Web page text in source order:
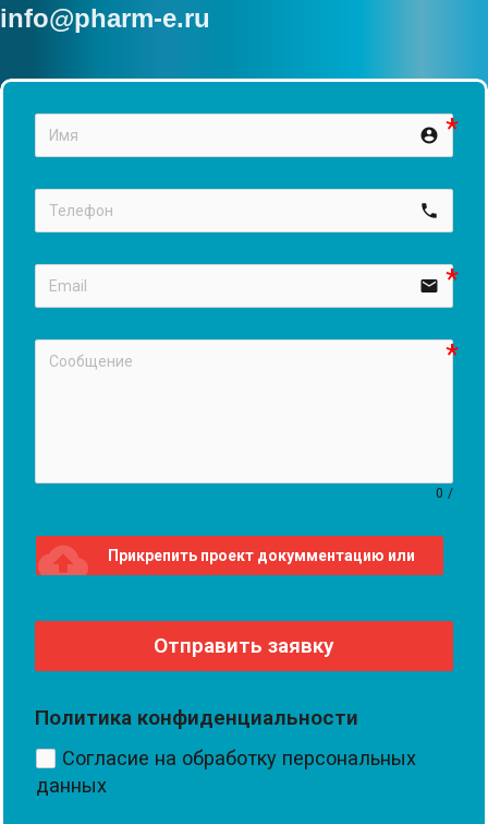
info@pharm-e.ru
account_circle
call
email
0 /
cloud_upload Прикрепить проект докумментацию или
Отправить заявку
Политика конфиденциальности
Согласие на обработку персональных
данных